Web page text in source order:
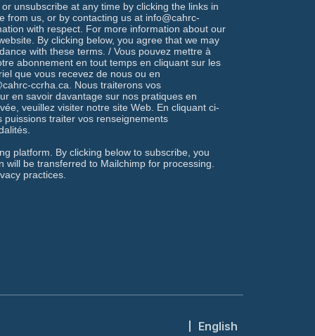
unsubscribe at any time by clicking the links in
from us, or by contacting us at info@cahrc-
with respect. For more information about our
By clicking below, you agree that we may
with these terms. / Vous pouvez mettre à
abonnement en tout temps en cliquant sur les
que vous recevez de nous ou en
ccrha.ca. Nous traiterons vos
en savoir davantage sur nos pratiques en
veuillez visiter notre site Web. En cliquant ci-
traiter vos renseignements
platform. By clicking below to subscribe, you
will be transferred to Mailchimp for processing.
practices.
English